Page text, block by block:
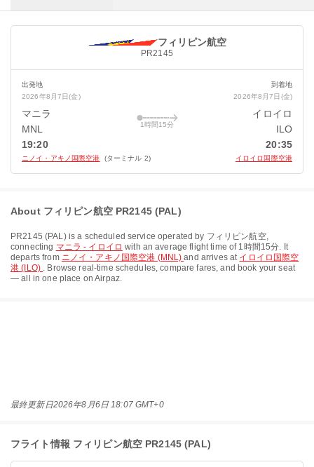
フィリピン航空
PR2145
出発地
2026年8月7日(金)
マニラ
MNL
19:20
ニノイ・アキノ国際空港 (ターミナル 2)
1時間15分
到着地
2026年8月7日(金)
イロイロ
ILO
20:35
イロイロ国際空港
About フィリピン航空 PR2145 (PAL)
PR2145 (PAL) is a scheduled service operated by フィリピン航空,
connecting マニラ - イロイロ with an average flight time of 1時間15分. It
departs from ニノイ・アキノ国際空港 (MNL)and arrives at イロイロ国際空
港 (ILO) . Browse real-time schedules, compare fares, and book your seat
— all in one place on Airpaz.
最終更新日2026年8月6日 18:07 GMT+0
フライト情報 フィリピン航空 PR2145 (PAL)